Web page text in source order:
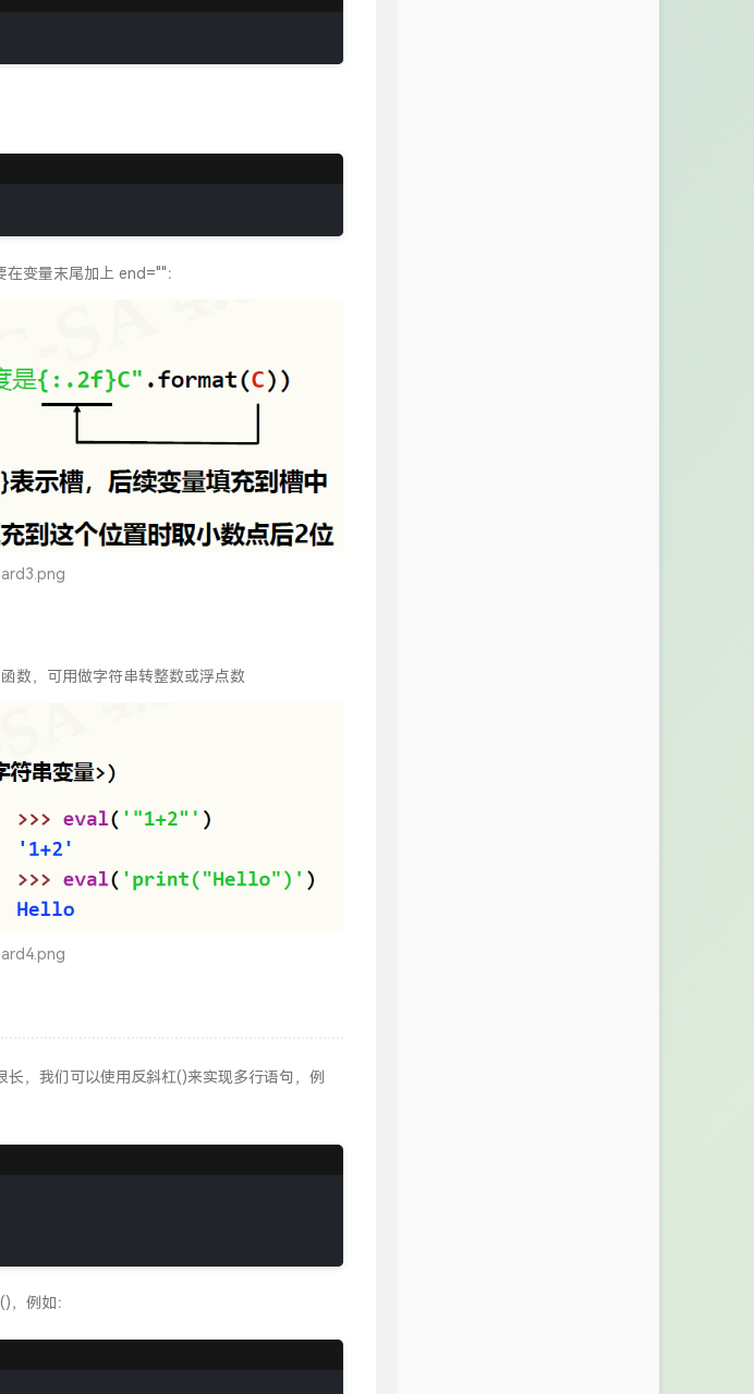
变量末尾加上 end=""：
数，可用做字符串转整数或浮点数
，我们可以使用反斜杠()来实现多行语句，例
例如：